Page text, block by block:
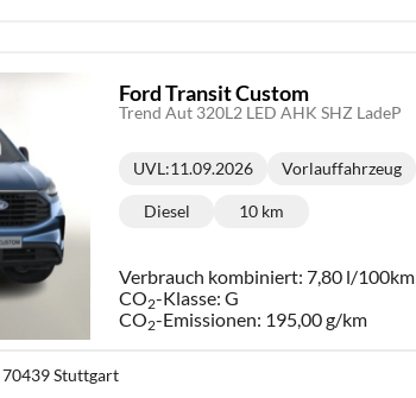
Ford Transit Custom
Trend Aut 320L2 LED AHK SHZ LadeP
Lieferzeit:
UVL:11.09.2026 Vorlauffahrzeug
Kraftstoff:
Diesel
Kilometerstand:
10 km
Verbrauch kombiniert:7,80 l/100km
CO2-Klasse: G
CO2-Emissionen: 195,00 g/km
70439 Stuttgart